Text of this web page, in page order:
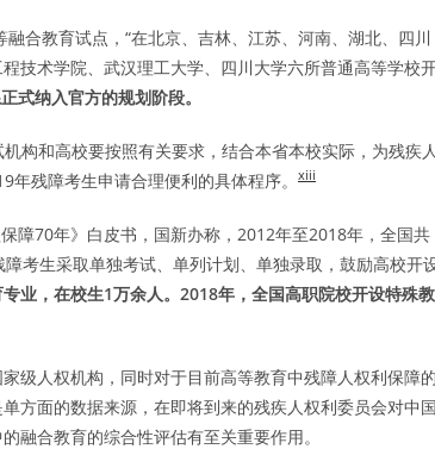
合教育试点，“在北京、吉林、江苏、河南、湖北、四川
技术学院、武汉理工大学、四川大学六所普通高等学校
式纳入官方的规划阶段。
构和高校要按照有关要求，结合本省本校实际，为残疾人
残障考生申请合理便利的具体程序。
xiii
障70年》白皮书，国新办称，2012年至2018年，全国共
考生采取单独考试、单列计划、单独录取，鼓励高校开
业，在校生1万余人。 2018年，全国高职院校开设特殊教
级人权机构，同时对于目前高等教育中残障人权利保障的
方面的数据来源，在即将到来的残疾人权利委员会对中国
融合教育的综合性评估有至关重要作用。